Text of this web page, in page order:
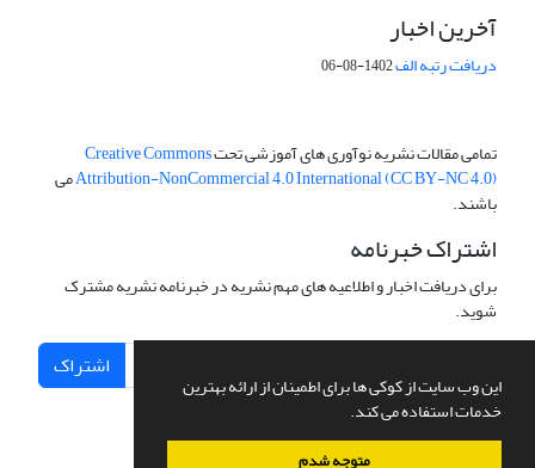
این وب سایت از کوکی ها برای اطمینان از ارائه بهترین
خدمات استفاده می کند.
متوجه شدم
آخرین اخبار
دریافت رتبه الف1402-08-06
تمامی مقالات نشریه نوآوری های آموزشی تحتCreative Commons
Attribution-NonCommercial 4.0 International (CC BY-NC 4.0)می
باشند.
اشتراک خبرنامه
برای دریافت اخبار و اطلاعیه های مهم نشریه در خبرنامه نشریه مشترک
شوید.
اشتراک